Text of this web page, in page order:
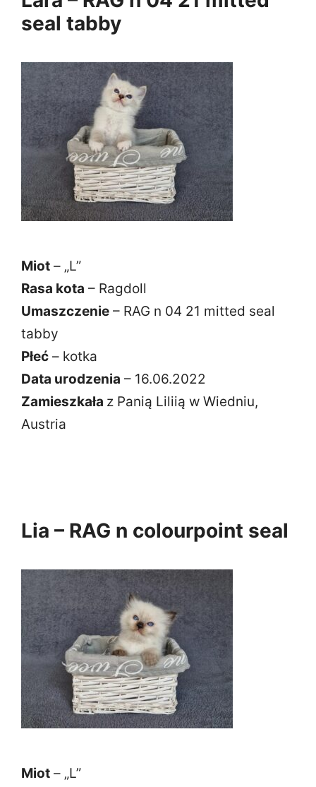
seal tabby
Miot – „L”
Rasa kota – Ragdoll
Umaszczenie – RAG n 04 21 mitted seal
tabby
Płeć – kotka
Data urodzenia – 16.06.2022
Zamieszkała z Panią Liliią w Wiedniu,
Austria
Lia – RAG n colourpoint seal
Miot – „L”